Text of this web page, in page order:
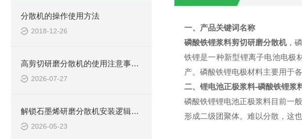
分散机的操作使用方法
2018-12-26
高剪切研磨分散机的使用注意事项有哪些？
2026-07-27
解锁石墨烯研磨分散机安装逻辑：从准备到调试，步骤拆解超清晰
2026-05-23
一、产品关键词名称
磷酸铁锂浆料剪切研磨分散机，
铁锂是一种新型锂离子电池电极
产。磷酸铁锂电极材料主要用于
二、锂电池正极浆料-磷酸铁锂浆
磷酸铁锂锂电池正极浆料目前一
形成二级团聚体。难以分散，这